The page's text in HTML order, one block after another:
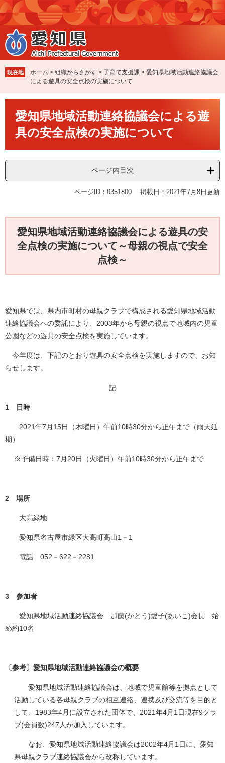
ペ
ー
ジ
の
先
で
す
メ
ニ
ュ
ー
を
ば
し
本
現在地 ホーム > 組織からさがす > 子育て支援課 > 愛知県地域活動連絡協議会
による遊具の安全点検の実施について
愛知県地域活動連絡協議会による遊
具の安全点検の実施について
ページ内目次
ページID：0351800 掲載日：2021年7月8日更新
愛知県地域活動連絡協議会による遊具の安
全点検の実施について～母親の視点で安全
点検～
愛知県では、県内市町村の母親クラブで構成される愛知県地域活動
連絡協議会への委託により、2003年から母親の視点で地域内の児童
公園などの遊具の安全点検を実施しています。
今年度は、下記のとおり遊具の安全点検を実施しますので、お知
らせします。
記
1 日時
2021年7月15日（木曜日）午前10時30分から正午まで（雨天延
期）
※予備日時：7月20日（火曜日）午前10時30分から正午まで
2 場所
大高緑地
愛知県名古屋市緑区大高町高山1－1
電話 052－622－2281
3 参加者
愛知県地域活動連絡協議会 加藤(かとう)愛子(あいこ)会長 始
め約10名
〔参考〕 愛知県地域活動連絡協議会の概要
愛知県地域活動連絡協議会は、地域で児童館等を拠点として
活動している各母親クラブの相互連絡、連携及び交流等を目的と
して、1983年4月に設立された団体で、2021年4月1日現在9クラ
ブ(会員数)247人が加入しています。
なお、愛知県地域活動連絡協議会は2002年4月1日に、愛知
県母親クラブ連絡協議会から改称しています。